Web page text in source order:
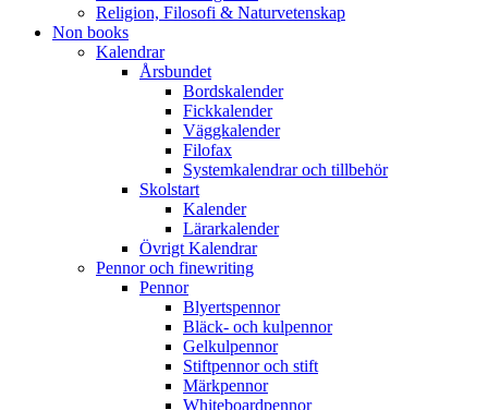
Religion, Filosofi & Naturvetenskap
Non books
Kalendrar
Årsbundet
Bordskalender
Fickkalender
Väggkalender
Filofax
Systemkalendrar och tillbehör
Skolstart
Kalender
Lärarkalender
Övrigt Kalendrar
Pennor och finewriting
Pennor
Blyertspennor
Bläck- och kulpennor
Gelkulpennor
Stiftpennor och stift
Märkpennor
Whiteboardpennor